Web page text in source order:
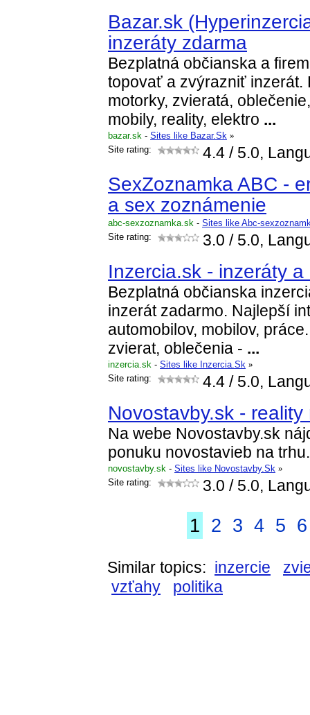
Bazar.sk
inzeráty zdarma
Bezplatná občianska a
topovať a zvýrazniť inzerát.
motorky, zvieratá,
mobily, reality, elektro ...
bazar.sk - Sites like Bazar.Sk »
Site rating:
4.4 / 5.0,
SexZoznamka ABC -
a sex zoznámenie
abc-sexzoznamka.sk - Sites like Abc-
Site rating:
3.0 / 5.0,
Inzercia.sk - inzeráty
Bezplatná občianska
inzerát zadarmo. Najlepší
automobilov, mobilov,
zvierat, oblečenia - ...
inzercia.sk - Sites like Inzercia.Sk »
Site rating:
4.4 / 5.0,
Novostavby.sk -
Na webe Novostavby.sk
ponuku novostavieb na trhu.
novostavby.sk - Sites like Novostavby.Sk »
Site rating:
3.0 / 5.0,
1 2 3 4 5 6
Similar topics: inzercie
vzťahy
politika